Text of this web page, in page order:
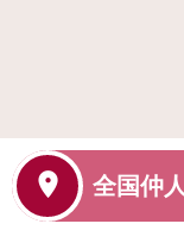
全国仲